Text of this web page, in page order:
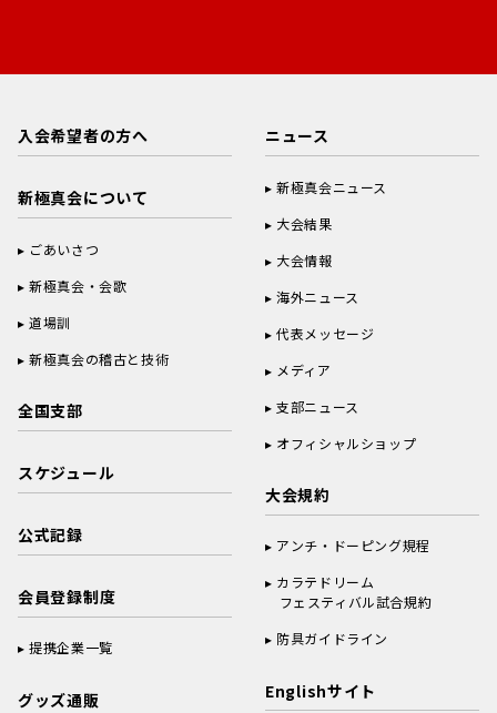
入会希望者の方へ
新極真会について
ごあいさつ
新極真会・会歌
道場訓
新極真会の稽古と技術
全国支部
スケジュール
公式記録
会員登録制度
提携企業一覧
グッズ通販
ニュース
新極真会ニュース
大会結果
大会情報
海外ニュース
代表メッセージ
メディア
支部ニュース
オフィシャルショップ
大会規約
アンチ・ドーピング規程
カラテドリーム
フェスティバル試合規約
防具ガイドライン
Englishサイト